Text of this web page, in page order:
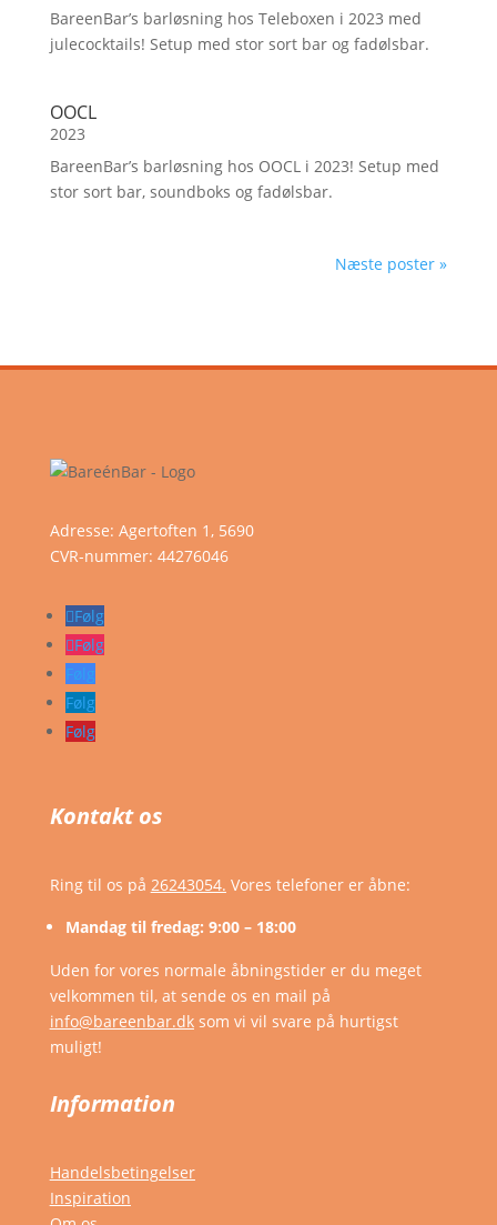
BareenBar’s barløsning hos Teleboxen i 2023 med
julecocktails! Setup med stor sort bar og fadølsbar.
OOCL
2023
BareenBar’s barløsning hos OOCL i 2023! Setup med
stor sort bar, soundboks og fadølsbar.
Næste poster »
Adresse: Agertoften 1, 5690
CVR-nummer: 44276046
Følg
Følg
Følg
Følg
Følg
Kontakt os
Ring til os på 26243054. Vores telefoner er åbne:
Mandag til fredag: 9:00 – 18:00
Uden for vores normale åbningstider er du meget
velkommen til, at sende os en mail på
info@bareenbar.dksom vi vil svare på hurtigst
muligt!
Information
Handelsbetingelser
Inspiration